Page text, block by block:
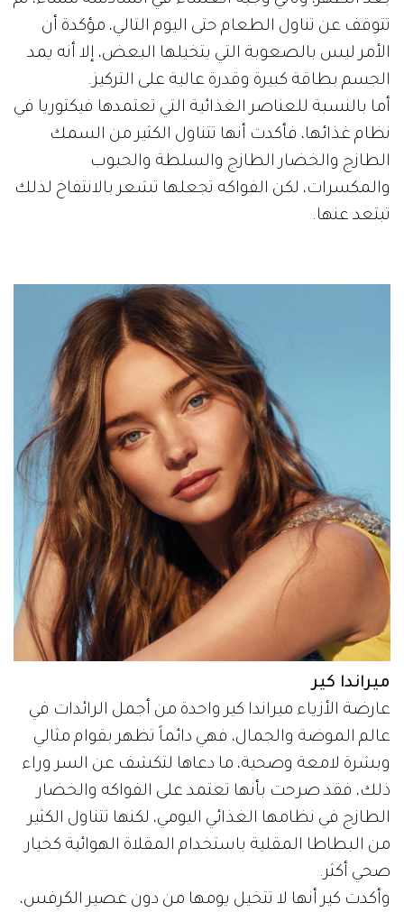
تتوقف عن تناول الطعام حتى اليوم التالي، مؤكدة أن
الأمر ليس بالصعوبة التي يتخيلها البعض، إلا أنه يمد
الجسم بطاقة كبيرة وقدرة عالية على التركيز.
أما بالنسبة للعناصر الغذائية التي تعتمدها فيكتوريا في
نظام غذائها، فأكدت أنها تتناول الكثير من السمك
الطازج والخضار الطازج والسلطة والحبوب
والمكسرات، لكن الفواكه تجعلها تشعر بالانتفاخ لذلك
تبتعد عنها.
ميراندا كير
عارضة الأزياء ميراندا كير واحدة من أجمل الرائدات في
عالم الموضة والجمال، فهي دائماً تظهر بقوام مثالي
وبشرة لامعة وصحية، ما دعاها لتكشف عن السر وراء
ذلك، فقد صرحت بأنها تعتمد على الفواكه والخضار
الطازج في نظامها الغذائي اليومي، لكنها تتناول الكثير
من البطاطا المقلية باستخدام المقلاة الهوائية كخيار
صحي أكثر.
وأكدت كير أنها لا تتخيل يومها من دون عصير الكرفس،